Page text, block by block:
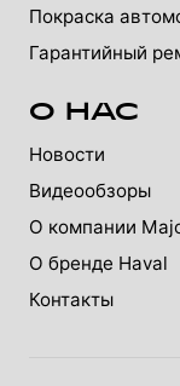
Покраска
Гарантийный
О НАС
Новости
Видеообзоры
О компании
О бренде Haval
Контакты